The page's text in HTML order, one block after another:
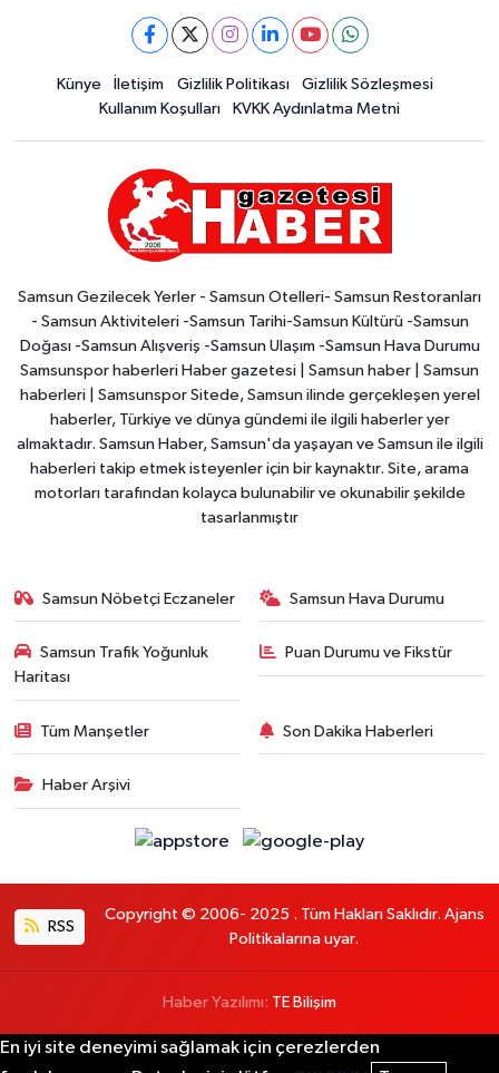
Künye İletişim Gizlilik Politikası
Gizlilik Sözleşmesi
Kullanım Koşulları
KVKK Aydınlatma Metni
Samsun Gezilecek Yerler - Samsun Otelleri- Samsun Restoranları
- Samsun Aktiviteleri -Samsun Tarihi-Samsun Kültürü -Samsun
Doğası -Samsun Alışveriş -Samsun Ulaşım -Samsun Hava Durumu
Samsunspor haberleri Haber gazetesi | Samsun haber | Samsun
haberleri | Samsunspor Sitede, Samsun ilinde gerçekleşen yerel
haberler, Türkiye ve dünya gündemi ile ilgili haberler yer
almaktadır. Samsun Haber, Samsun'da yaşayan ve Samsun ile ilgili
haberleri takip etmek isteyenler için bir kaynaktır. Site, arama
motorları tarafından kolayca bulunabilir ve okunabilir şekilde
tasarlanmıştır
Samsun Nöbetçi Eczaneler Samsun Hava Durumu
Samsun Trafik Yoğunluk
Haritası
Puan Durumu ve Fikstür
Tüm Manşetler Son Dakika Haberleri
Haber Arşivi
RSS
Copyright © 2006- 2025 . Tüm Hakları Saklıdır. Ajans
Politikalarına uyar.
Haber Yazılımı: TE Bilişim
En iyi site deneyimi sağlamak için çerezlerden